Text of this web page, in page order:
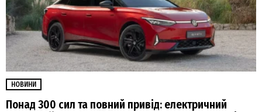
НОВИНИ
Понад 300 сил та повний привід: електричний